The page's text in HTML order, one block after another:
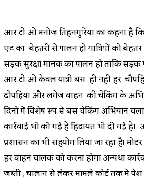
आर टी ओ मनोज तिहनगुरिया का कहना है
एक्ट का बेहतरी से पालन हो यात्रियों को
सड़क सुरक्षा मानक का पालन हो ताकि सड़क
आर टी ओ केवल यात्री बस ही नही हर
दोपहिया और लगेज वाहन की चेकिंग के
दिनों में विशेष रूप से बस चेकिंग अभियान
कार्रवाई भी की गई है हिदायत भी दी गई
प्रशासन का भी सहयोग लिया जा रहा है।
हर वाहन चालक को करना होगा अन्यथा
जब्ती , चालान से लेकर मामले कोर्ट तक मे